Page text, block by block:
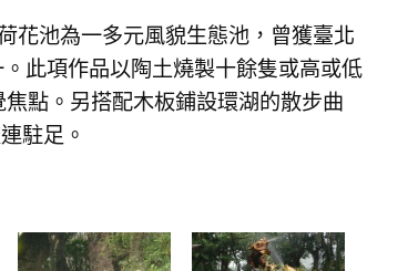
花池為一多元風貌生態池，曾獲臺北
此項作品以陶土燒製十餘隻或高或低
點。另搭配木板鋪設環湖的散步曲
駐足。